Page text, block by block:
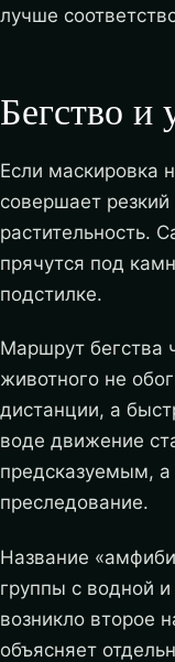
лучше
Бегство и
Если маскировка
совершает
растительность.
прячутся под
подстилке.
Маршрут бегства
животного не
дистанции, а
воде движение
предсказуемым, а
преследование.
Название
группы с водной
возникло второе
объясняет